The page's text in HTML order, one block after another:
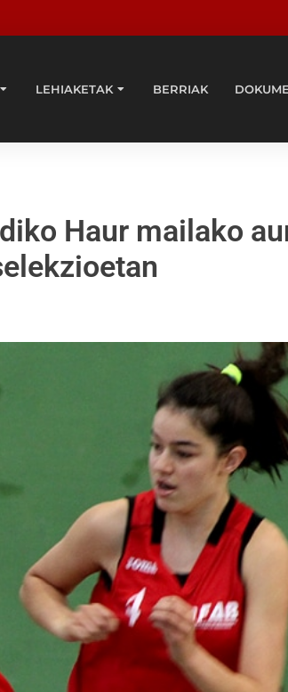
LEHIAKETAK BERRIAK
Haur mailako